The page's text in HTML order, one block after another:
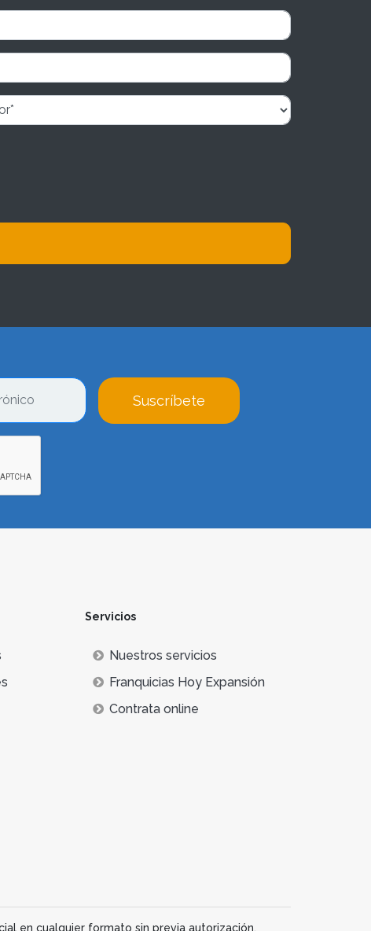
Suscríbete
Servicios
Nuestros servicios
Franquicias Hoy Expansión
Contrata online
en cualquier formato sin previa autorización.